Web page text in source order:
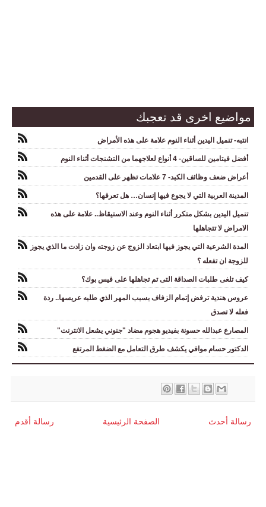
مواضيع اخرى قد تعجبك
انتبه- تنميل اليدين أثناء النوم علامة على هذه الأمراض
أفضل فيتامين للساقين- 4 أنواع لعلاجهما من التشنجات أثناء النوم
أعراض ضعف وظائف الكبد- 7 علامات تظهر على القدمين
المدينة العربية التي لا يجوع فيها إنسان… هل تعرفها؟
تنميل اليدين بشكل متكرر أثناء النوم وعند الاستيقاظ.. علامة على هذه
الامراض لا تتجاهلها
المدة الشرعية التي يجوز فيها ابتعاد الزوج عن زوجته وان زادت ما الذي يجوز
للزوجة ان تفعله ؟
كيف تلغى طلبات الصداقة التى تم تجاهلها على فيس بوك؟
عروس هندية ترفض إتمام الزفاف بسبب المهر الذي طلبه عريسها.. ردة
فعله لا تصدق
المصارع عبدالله حسونة بفيديو هجوم مضاد "جنوني يشعل الانترنت"
الدكتور حسام موافي يكشف طرق التعامل مع الضغط المرتفع
رسالة أحدث رسالة أقدم الصفحة الرئيسية